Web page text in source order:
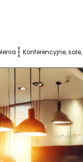
Konferencyjne,sale,